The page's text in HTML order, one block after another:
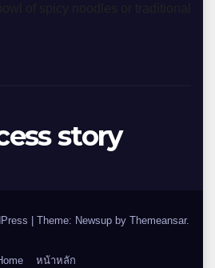
story
Theme: Newsup by Themeansar.
หน้าหลัก